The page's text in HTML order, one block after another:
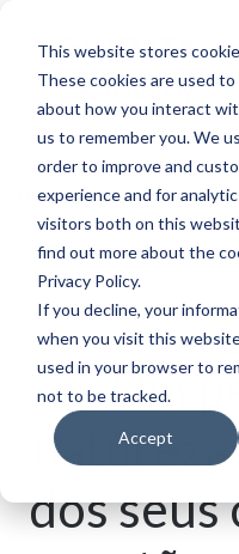
This website stores
These cookies are used
about how you interact
us to remember you. We
order to improve and
experience and for
visitors both on this
find out more about the
Privacy Policy.
If you decline, your
when you visit this
used in your browser to
not to be tracked.
Accept
Blog /Destinos de
pedaço de natureza
Um
dos seus